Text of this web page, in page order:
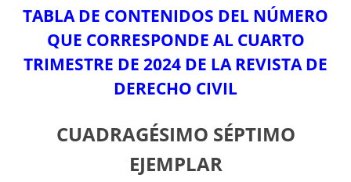
TABLA DE CONTENIDOS DEL NÚMERO
QUE CORRESPONDE AL CUARTO
TRIMESTRE DE 2024 DE LA REVISTA DE
DERECHO CIVIL
CUADRAGÉSIMO SÉPTIMO
EJEMPLAR